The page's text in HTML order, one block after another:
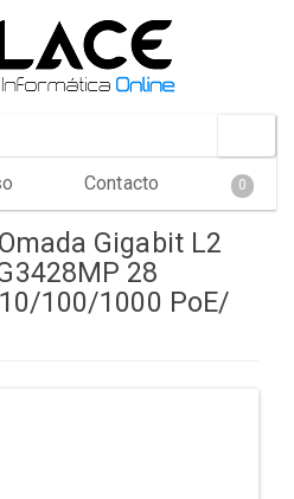
Contacto 0
Gigabit L2
28
100/1000 PoE/